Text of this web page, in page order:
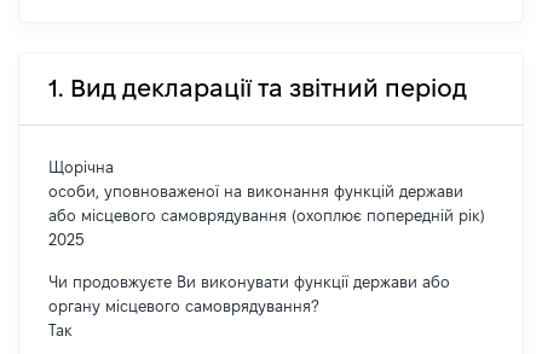
1. Вид декларації та звітний період
Щорічна
особи, уповноваженої на виконання функцій держави
або місцевого самоврядування (охоплює попередній рік)
2025
Чи продовжуєте Ви виконувати функції держави або
органу місцевого самоврядування?
Так